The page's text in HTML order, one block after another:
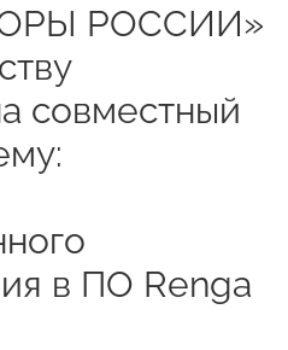
РОССИИ»
совместный
в ПО Renga